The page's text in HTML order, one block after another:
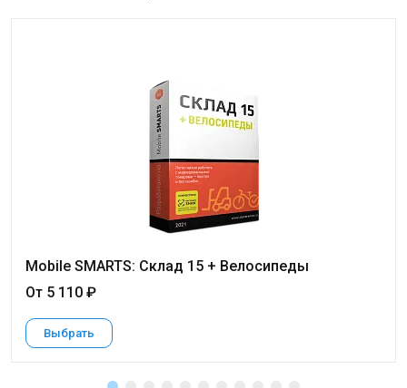
Mobile SMARTS: Склад 15 + Велосипеды
От 5 110 ₽
Выбрать